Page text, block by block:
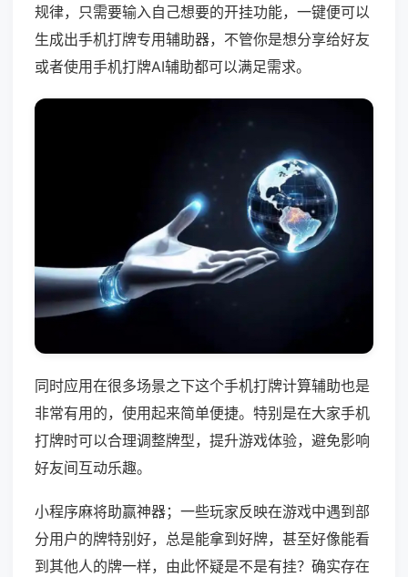
规律，只需要输入自己想要的开挂功能，一键便可以
生成出手机打牌专用辅助器，不管你是想分享给好友
或者使用手机打牌AI辅助都可以满足需求。
同时应用在很多场景之下这个手机打牌计算辅助也是
非常有用的，使用起来简单便捷。特别是在大家手机
打牌时可以合理调整牌型，提升游戏体验，避免影响
好友间互动乐趣。
小程序麻将助赢神器；一些玩家反映在游戏中遇到部
分用户的牌特别好，总是能拿到好牌，甚至好像能看
到其他人的牌一样，由此怀疑是不是有挂？确实存在